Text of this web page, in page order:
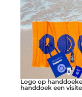
Logo op
handdoek een